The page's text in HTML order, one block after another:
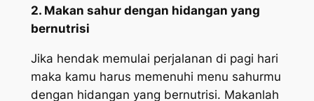
2. Makan sahur dengan hidangan yang
bernutrisi
Jika hendak memulai perjalanan di pagi hari
maka kamu harus memenuhi menu sahurmu
dengan hidangan yang bernutrisi. Makanlah